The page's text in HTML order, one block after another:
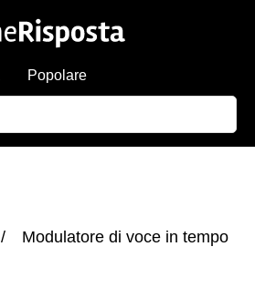
Popolare
Modulatore di voce in tempo